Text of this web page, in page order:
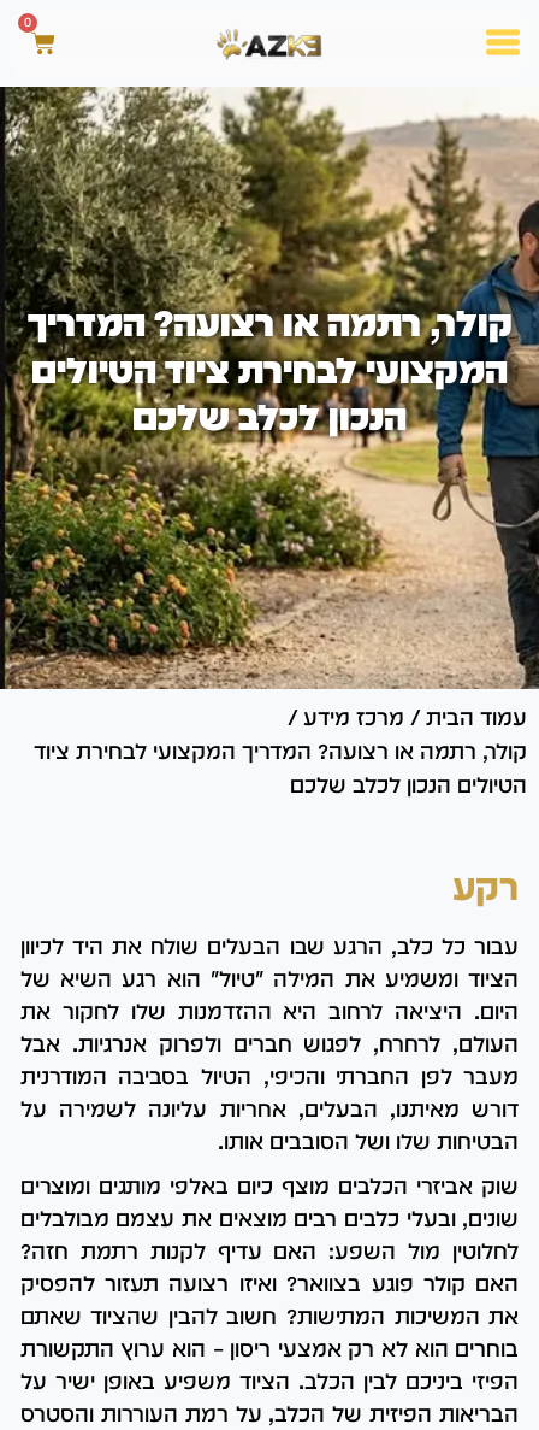
0
קולר, רתמה או רצועה? המדריך
המקצועי לבחירת ציוד הטיולים
הנכון לכלב שלכם
עמוד הבית / מרכז מידע /
קולר, רתמה או רצועה? המדריך המקצועי לבחירת ציוד
הטיולים הנכון לכלב שלכם
רקע
עבור כל כלב, הרגע שבו הבעלים שולח את היד לכיוון
הציוד ומשמיע את המילה "טיול" הוא רגע השיא של
היום. היציאה לרחוב היא ההזדמנות שלו לחקור את
העולם, לרחרח, לפגוש חברים ולפרוק אנרגיות. אבל
מעבר לפן החברתי והכיפי, הטיול בסביבה המודרנית
דורש מאיתנו, הבעלים, אחריות עליונה לשמירה על
הבטיחות שלו ושל הסובבים אותו.
שוק אביזרי הכלבים מוצף כיום באלפי מותגים ומוצרים
שונים, ובעלי כלבים רבים מוצאים את עצמם מבולבלים
לחלוטין מול השפע: האם עדיף לקנות רתמת חזה?
האם קולר פוגע בצוואר? ואיזו רצועה תעזור להפסיק
את המשיכות המתישות? חשוב להבין שהציוד שאתם
בוחרים הוא לא רק אמצעי ריסון – הוא ערוץ התקשורת
הפיזי ביניכם לבין הכלב. הציוד משפיע באופן ישיר על
הבריאות הפיזית של הכלב, על רמת העוררות והסטרס